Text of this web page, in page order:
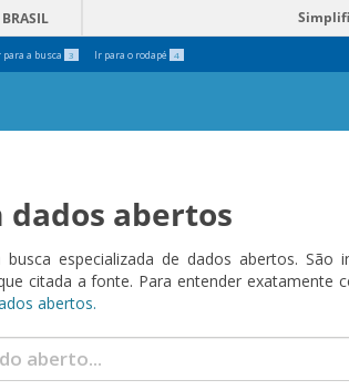
para a busca 3 Ir para o rodapé 4
BRASIL
Ferramentas
Pessoais
dados abertos
especializada de dados abertos.
citada a fonte. Para entender
abertos.